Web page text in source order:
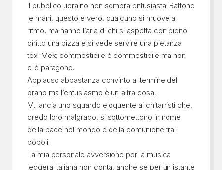
il pubblico ucraino non sembra entusiasta. Battono
le mani, questo è vero, qualcuno si muove a
ritmo, ma hanno l’aria di chi si aspetta con pieno
diritto una pizza e si vede servire una pietanza
tex-Mex; commestibile è commestibile ma non
c'è paragone.
Applauso abbastanza convinto al termine del
brano ma l’entusiasmo è un'altra cosa.
M. lancia uno sguardo eloquente ai chitarristi che,
credo loro malgrado, si sottomettono in nome
della pace nel mondo e della comunione tra i
popoli.
La mia personale avversione per la musica
leggera italiana non conta, anche se per un istante